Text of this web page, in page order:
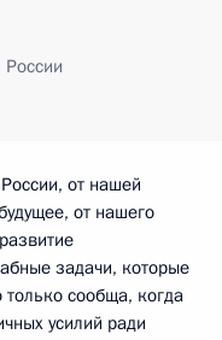
от нашей
от нашего
задачи, которые
только сообща, когда
усилий ради